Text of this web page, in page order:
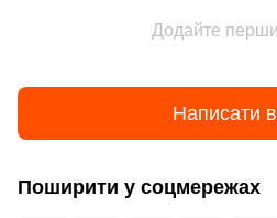
Додайте
Написати
Поширити у соцмережах